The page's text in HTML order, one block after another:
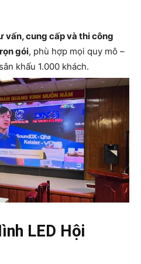
vấn, cung cấp và thi công
gói, phù hợp mọi quy mô –
khấu 1.000 khách.
LED Hội